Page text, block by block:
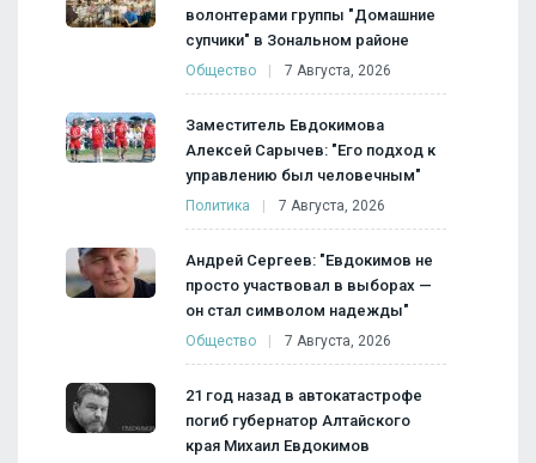
волонтерами группы "Домашние
супчики" в Зональном районе
Общество 7 Августа, 2026
Заместитель Евдокимова
Алексей Сарычев: "Его подход к
управлению был человечным"
Политика 7 Августа, 2026
Андрей Сергеев: "Евдокимов не
просто участвовал в выборах —
он стал символом надежды"
Общество 7 Августа, 2026
21 год назад в автокатастрофе
погиб губернатор Алтайского
края Михаил Евдокимов